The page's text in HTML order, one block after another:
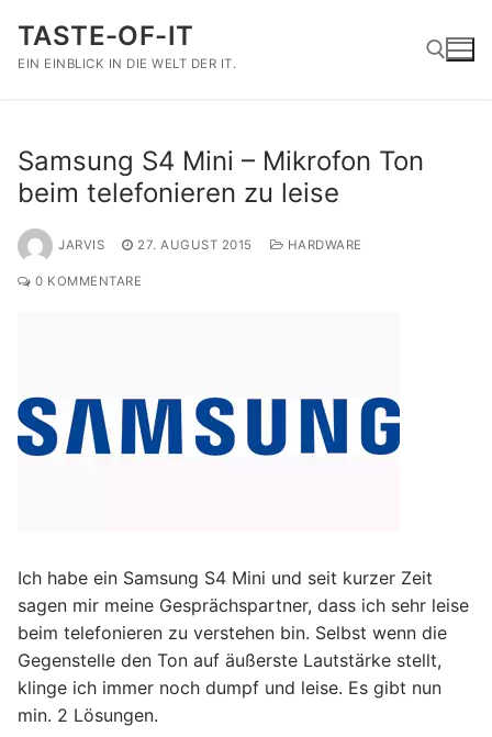
Inhalt
springen
TASTE-OF-IT
EIN EINBLICK IN DIE WELT DER IT.
Samsung S4 Mini – Mikrofon Ton
beim telefonieren zu leise
JARVIS 27. AUGUST 2015 HARDWARE
0 KOMMENTARE
Ich habe ein Samsung S4 Mini und seit kurzer Zeit
sagen mir meine Gesprächspartner, dass ich sehr leise
beim telefonieren zu verstehen bin. Selbst wenn die
Gegenstelle den Ton auf äußerste Lautstärke stellt,
klinge ich immer noch dumpf und leise. Es gibt nun
min. 2 Lösungen.